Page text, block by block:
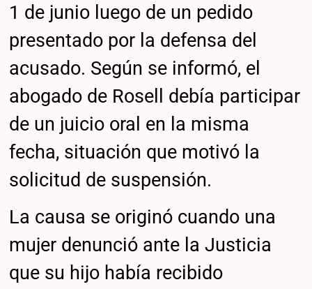
1 de junio luego de un pedido
presentado por la defensa del
acusado. Según se informó, el
abogado de Rosell debía participar
de un juicio oral en la misma
fecha, situación que motivó la
solicitud de suspensión.
La causa se originó cuando una
mujer denunció ante la Justicia
que su hijo había recibido